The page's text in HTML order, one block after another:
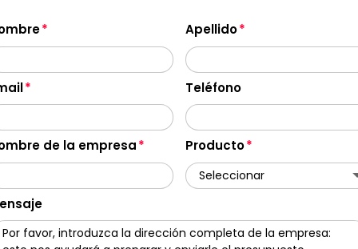
Apellido
Teléfono
de la empresa Producto